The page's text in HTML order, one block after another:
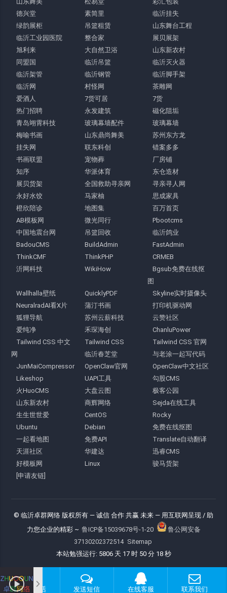
德兴堂
素简里
临沂挂失
绿韵展柜
吊篮租赁
山东舞台工程
临沂工业园医院
整合家
展贝展架
旭利来
大自然卫浴
山东新农村
同盟国
临沂吊篮
临沂灭火器
临沂架管
临沂钢管
临沂脚手架
临沂网
村怪网
茶雕网
爱酒人
7货可居
7货
热门招聘
永发建筑
磁化阻垢
青岛翊霄科技
玻璃幕墙配件
玻璃幕墙
梅喻书画
山东鼎尚舞美
苏州东方龙
挂失网
联东科创
错案多多
书画联盟
宠物葬
厂房铺
知序
华派体育
东仓造材
展贝货架
全国救助寻亲网
寻亲寻人网
永好水饺
马家柚
思成家具
橙欣陪诊
地图集
百万首页
AB模板网
微光同行
Pbootcms
中国地震台网
吊篮回收
临沂鸽业
BadouCMS
BuildAdmin
FastAdmin
ThinkCMF
ThinkPHP
CRMEB
沂网科技
WikiHow
Bgsub免费在线抠
图
Wallhalla壁纸
QuicklyPDF
Skyline实时摄像头
NeuralradAI看X片
蒲汀书画
打印机驱动网
狐狸导航
苏州云薪科技
云赞社区
爱纯净
禾琛海创
ChanluPower
Tailwind CSS 中文
网
Tailwind CSS
Tailwind CSS 官网
临沂春芝堂
与老涂一起写代码
JunMaiCompressor
OpenClaw官网
OpenClaw中文社区
Likeshop
UAPI工具
勾股CMS
火HuoCMS
大盘云图
极客公园
山东新农村
商辉网络
Sejda在线工具
生生世世爱
CentOS
Rocky
Ubuntu
Debian
免费在线抠图
一起看地图
免费API
Translate自动翻译
天涯社区
华建达
迅睿CMS
好模板网
Linux
骏马货架
[申请友链]
© 临沂卓群网络 版权所有 — 诚信 合作 共赢 未来 — 用互联网呈现 / 助
力您企业的精彩 ~ 鲁ICP备15039678号-1-20
鲁公网安备
37130202372514 Sitemap
本站勉强运行: 5806 天 17 时 50 分 19 秒
拨打电话 发送短信 在线客服 联系我们